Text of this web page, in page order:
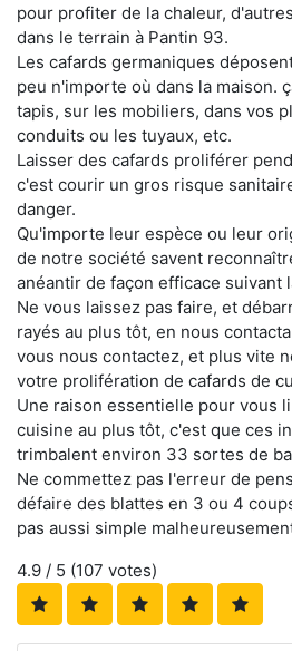
pour profiter de la chaleur,
dans le terrain à Pantin 93.
Les cafards germaniques
peu n'importe où dans la maison.
tapis, sur les mobiliers, dans vos
conduits ou les tuyaux, etc.
Laisser des cafards proliférer
c'est courir un gros risque
danger.
Qu'importe leur espèce ou leur
de notre société savent
anéantir de façon efficace suivant
Ne vous laissez pas faire, et
rayés au plus tôt, en nous
vous nous contactez, et plus vite
votre prolifération de cafards de
Une raison essentielle pour vous
cuisine au plus tôt, c'est que ces
trimbalent environ 33 sortes de
Ne commettez pas l'erreur de
défaire des blattes en 3 ou 4
pas aussi simple
4.9 / 5 (107 votes)